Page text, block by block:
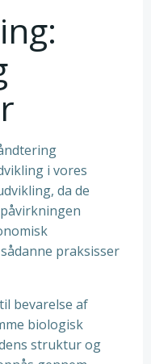
i vores
da de
praksisser
bevarelse af
biologisk
struktur og